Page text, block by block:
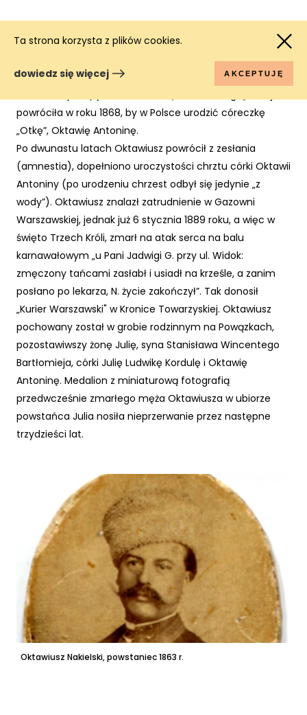
Ta strona korzysta z plików cookies.
dowiedz się więcej AKCEPTUJĘ
Oktawiusz za zbrojny udział w powstaniu styczniowym
1863 roku został aresztowany i skazany na dwadzieścia
lat zesłania na Sybir oraz konfiskatę rodzinnego majątku.
powróciła w roku 1868, by w Polsce urodzić córeczkę
„Otkę”, Oktawię Antoninę.
Po dwunastu latach Oktawiusz powrócił z zesłania
(amnestia), dopełniono uroczystości chrztu córki Oktawii
Antoniny (po urodzeniu chrzest odbył się jedynie „z
wody”). Oktawiusz znalazł zatrudnienie w Gazowni
Warszawskiej, jednak już 6 stycznia 1889 roku, a więc w
święto Trzech Króli, zmarł na atak serca na balu
karnawałowym „u Pani Jadwigi G. przy ul. Widok:
zmęczony tańcami zasłabł i usiadł na krześle, a zanim
posłano po lekarza, N. życie zakończył”. Tak donosił
„Kurier Warszawski" w Kronice Towarzyskiej. Oktawiusz
pochowany został w grobie rodzinnym na Powązkach,
pozostawiwszy żonę Julię, syna Stanisława Wincentego
Bartłomieja, córki Julię Ludwikę Kordulę i Oktawię
Antoninę. Medalion z miniaturową fotografią
przedwcześnie zmarłego męża Oktawiusza w ubiorze
powstańca Julia nosiła nieprzerwanie przez następne
trzydzieści lat.
Oktawiusz Nakielski, powstaniec 1863 r.